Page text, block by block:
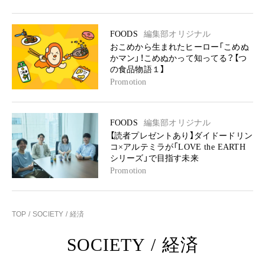
FOODS
編集部オリジナル
おこめから生まれたヒーロー「こめぬ
かマン」！こめぬかって知ってる？【つ
の食品物語１】
Promotion
FOODS
編集部オリジナル
【読者プレゼントあり】ダイドードリン
コ×アルテミラが「LOVE the EARTH
シリーズ」で目指す未来
Promotion
TOP SOCIETY 経済
SOCIETY /経済